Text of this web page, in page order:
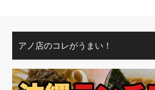
アノ店のコレがうまい！